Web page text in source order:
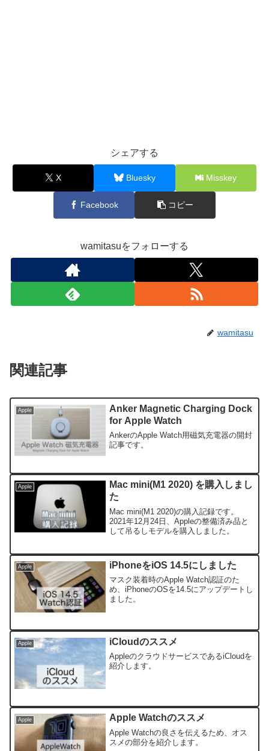
シェアする
X Bluesky Misskey
Facebook コピー
wamitasuをフォローする
wamitasu
関連記事
Apple
Anker Magnetic Charging Dock
for Apple Watch
AnkerのApple Watch用磁気充電器の開封
記事です。
Apple
Mac mini(M1 2020) を購入しまし
た
Mac mini(M1 2020)の購入記録です。
2021年12月24日、Appleの整備済み品と
して吊るしモデルを購入しました。
Apple iPhoneをiOS 14.5にしました
マスク装着時のApple Watch認証のた
め、iPhoneのOSを14.5にアップデートし
ました。
Apple iCloudのススメ
AppleのクラウドサービスであるiCloudを
紹介します。
Apple Apple Watchのススメ
Apple Watchの良さを伝えるため、オス
スメの部分を紹介します。